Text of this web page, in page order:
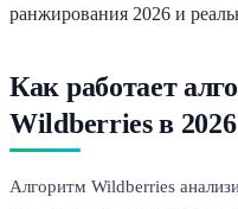
ранжирования 2026 и
Как работает
Wildberries в 2026
Алгоритм Wildberries